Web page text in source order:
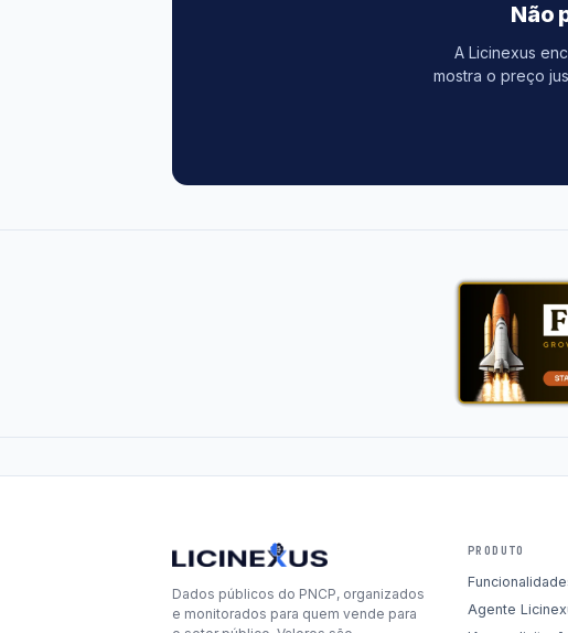
Não
A Licinexus
mostra o preço
Dados públicos do PNCP, organizados
e monitorados para quem vende para
PRODUTO
Agente